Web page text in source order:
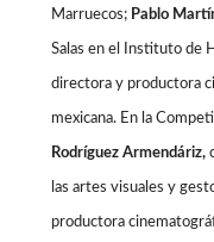
Marruecos;Pablo
Salas en el Instituto de
directora y productora
mexicana. En la
Rodríguez Armendáriz,
las artes visuales y
productora